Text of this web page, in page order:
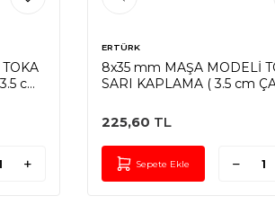
cm
ERTÜRK
8x35 mm MAŞA MODELİ
SARI KAPLAMA ( 3.5 cm
225,60 TL
Sepete Ekle